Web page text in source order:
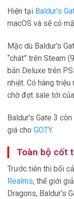
Hiện tại Baldur’s
macOS và sẽ có
Mặc dù Baldur’s
“chát” trên Steam
bản Deluxe trên
nhiệt. Có hàng
chờ đợt sale tới
Baldur’s Gate 3
giá cho GOTY.
Toàn bộ cốt
Trước tiên thì bối
Realms, thế giới
Dragons, Baldur’s